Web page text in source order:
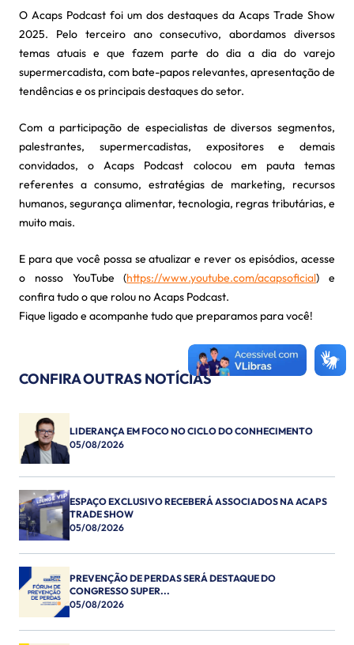
O Acaps Podcast foi um dos destaques da Acaps Trade Show
2025. Pelo terceiro ano consecutivo, abordamos diversos
temas atuais e que fazem parte do dia a dia do varejo
supermercadista, com bate-papos relevantes, apresentação de
tendências e os principais destaques do setor.
Com a participação de especialistas de diversos segmentos,
palestrantes, supermercadistas, expositores e demais
convidados, o Acaps Podcast colocou em pauta temas
referentes a consumo, estratégias de marketing, recursos
humanos, segurança alimentar, tecnologia, regras tributárias, e
muito mais.
E para que você possa se atualizar e rever os episódios, acesse
o nosso YouTube (https://www.youtube.com/acapsoficial) e
confira tudo o que rolou no Acaps Podcast.
Fique ligado e acompanhe tudo que preparamos para você!
CONFIRA OUTRAS NOTÍCIAS
LIDERANÇA EM FOCO NO CICLO DO CONHECIMENTO
05/08/2026
ESPAÇO EXCLUSIVO RECEBERÁ ASSOCIADOS NA ACAPS
TRADE SHOW
05/08/2026
PREVENÇÃO DE PERDAS SERÁ DESTAQUE DO
CONGRESSO SUPER...
05/08/2026